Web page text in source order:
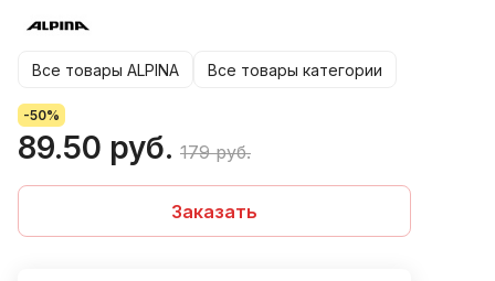
Все товары ALPINA Все товары категории
-50%
89.50 руб. 179 руб.
Заказать